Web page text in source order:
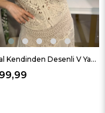
Natural Kendinden Desenli V Yaka Yelek